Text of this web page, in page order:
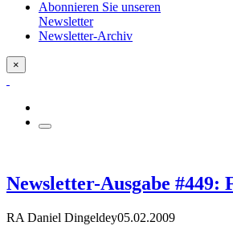
Abonnieren Sie unseren
Newsletter
Newsletter-Archiv
×
Newsletter-Ausgabe #449:
RA Daniel Dingeldey05.02.2009